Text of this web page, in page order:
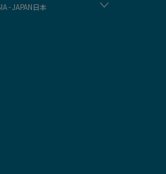
- JAPAN日本